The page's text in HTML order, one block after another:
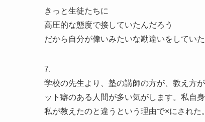
きっと生徒たちに
高圧的な態度で接していたんだろう
だから自分が偉いみたいな勘違いをしていた
7.
学校の先生より、塾の講師の方が、教え方
ット癖のある人間が多い気がします。私自
私が教えたのと違うという理由で×にされた